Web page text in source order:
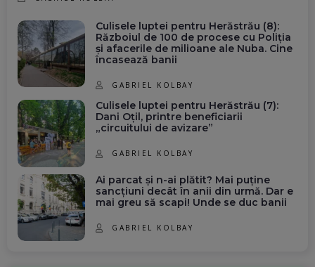
Culisele luptei pentru Herăstrău (8):
Războiul de 100 de procese cu Poliția
și afacerile de milioane ale Nuba. Cine
încasează banii
GABRIEL KOLBAY
Culisele luptei pentru Herăstrău (7):
Dani Oțil, printre beneficiarii
„circuitului de avizare”
GABRIEL KOLBAY
Ai parcat și n-ai plătit? Mai puține
sancțiuni decât în anii din urmă. Dar e
mai greu să scapi! Unde se duc banii
GABRIEL KOLBAY